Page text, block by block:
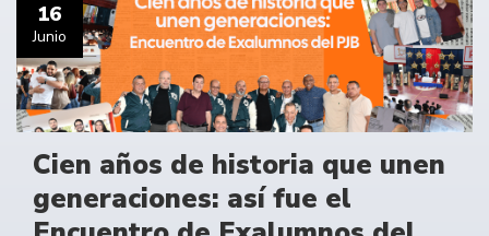
16
Junio
Cien años de historia que unen
generaciones: así fue el